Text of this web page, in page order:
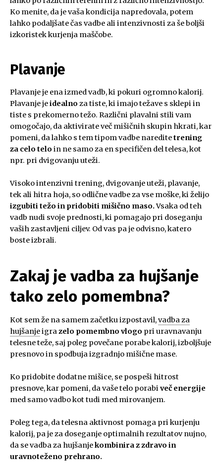
Ko menite, da je vaša kondicija napredovala, potem
lahko podaljšate čas vadbe ali intenzivnosti za še boljši
izkoristek kurjenja maščobe.
Plavanje
Plavanje je ena izmed vadb, ki pokuri ogromno kalorij.
Plavanje jeidealno za tiste, ki imajo težave s sklepi in
tiste s prekomerno težo. Različni plavalni stili vam
omogočajo, da aktivirate več mišičnih skupin hkrati, kar
pomeni, da lahko s tem tipom vadbe nareditetrening
za celo telo in ne samo za en specifičen del telesa, kot
npr. pri dvigovanju uteži.
Visoko intenzivni trening, dvigovanje uteži, plavanje,
tek ali hitra hoja, so odlične vadbe za vse moške, ki želijo
izgubiti težo in pridobiti mišično maso.Vsaka od teh
vadb nudi svoje prednosti, ki pomagajo pri doseganju
vaših zastavljeni ciljev. Od vas pa je odvisno, katero
boste izbrali.
Zakaj je vadba za hujšanje
tako zelo pomembna?
Kot sem že na samem začetku izpostavil,vadba za
hujšanjeigrazelo pomembno vlogo pri uravnavanju
telesne teže, saj poleg povečane porabe kalorij, izboljšuje
presnovo in spodbuja izgradnjo mišične mase.
Ko pridobite dodatne mišice, se pospeši hitrost
presnove, kar pomeni, da vaše telo porabiveč energije
med samo vadbo kot tudi med mirovanjem.
Poleg tega, da telesna aktivnost pomaga pri kurjenju
kalorij, pa je za doseganje optimalnih rezultatov nujno,
da se vadba za hujšanjekombinira z zdravo in
uravnoteženo prehrano.